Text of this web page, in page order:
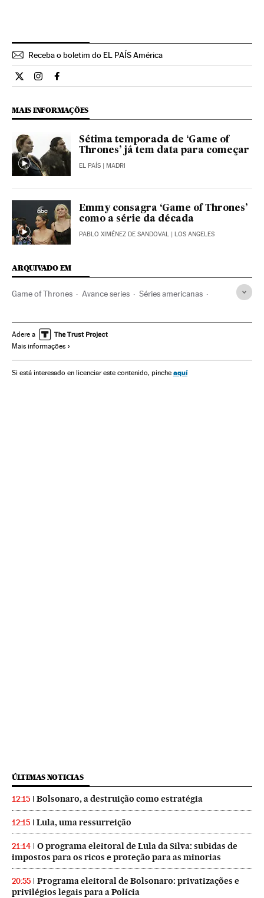
Receba o boletim do EL PAÍS América
Cultura El País Brasil en Twitter
Cultura El País Brasil en Instagram
Cultura El País Brasil en Facebook
MAIS INFORMAÇÕES
Sétima temporada de ‘Game of
Thrones’ já tem data para começar
EL PAÍS | MADRI
Emmy consagra ‘Game of Thrones’
como a série da década
PABLO XIMÉNEZ DE SANDOVAL | LOS ANGELES
ARQUIVADO EM
Game of Thrones Avance series Séries americanas
Gêneros séries Séries tv
Meios comunicação
Adere a
Mais informações
Si está interesado en licenciar este contenido, pinche aquí
ÚLTIMAS NOTICIAS
12:15 Bolsonaro, a destruição como estratégia
12:15 Lula, uma ressurreição
21:14
O programa eleitoral de Lula da Silva: subidas de
impostos para os ricos e proteção para as minorias
20:55
Programa eleitoral de Bolsonaro: privatizações e
privilégios legais para a Polícia